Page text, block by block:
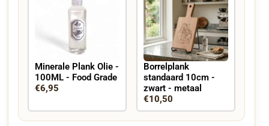
Minerale Plank Olie -
100ML - Food Grade
€6,95
Borrelplank
standaard 10cm -
zwart - metaal
€10,50